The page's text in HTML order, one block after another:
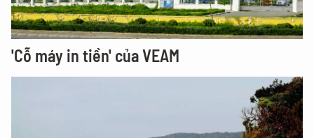
'Cỗ máy in tiền' của VEAM